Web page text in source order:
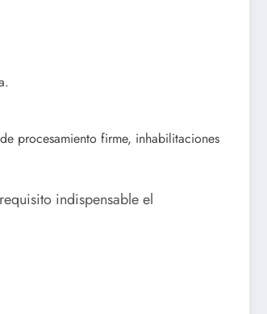
procesamiento firme, inhabilitaciones
indispensable el